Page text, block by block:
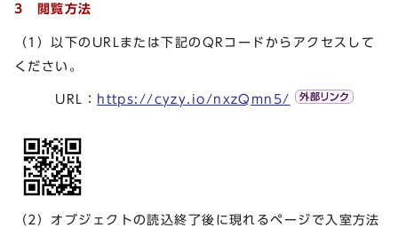
3 閲覧方法
（1）以下のURLまたは下記のQRコードからアクセスして
ください。
URL： https://cyzy.io/nxzQmn5/
（2）オブジェクトの読込終了後に現れるページで入室方法